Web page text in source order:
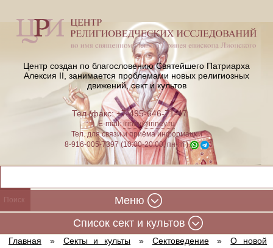
Центр создан по благословению Святейшего Патриарха
Алексия II, занимается проблемами новых религиозных
движений, сект и культов
Тел./факс: +7-495-646-71-47
E-mail:iriney@iriney.ru
Тел. для связи и приёма информации
8-916-005-7397 (10:00-20:00, пн-пт)
Меню
Cписок сект и культов
Главная » Секты и культы » Сектоведение »
О новой